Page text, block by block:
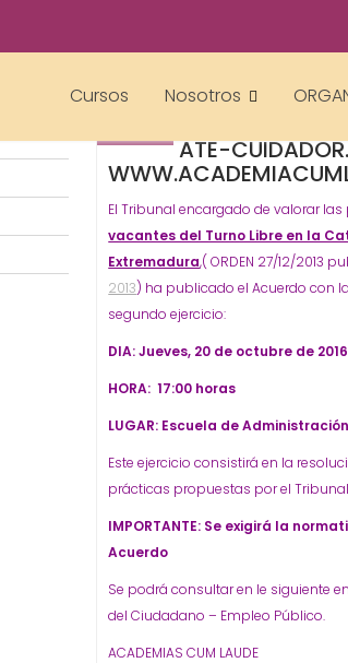
Cursos Nosotros
5
ATE-
El Tribunal encargado de valorar
vacantes del Turno Libre en la
Extremadura,( ORDEN 27/12/2013
2013) ha publicado el Acuerdo con
segundo ejercicio:
DIA: Jueves, 20 de octubre de 2016
HORA: 17:00 horas
LUGAR: Escuela de
Este ejercicio consistirá en la
prácticas propuestas por el
IMPORTANTE: Se exigirá la
Acuerdo
Se podrá consultar en le siguiente
del Ciudadano – Empleo Público.
ACADEMIAS CUM LAUDE